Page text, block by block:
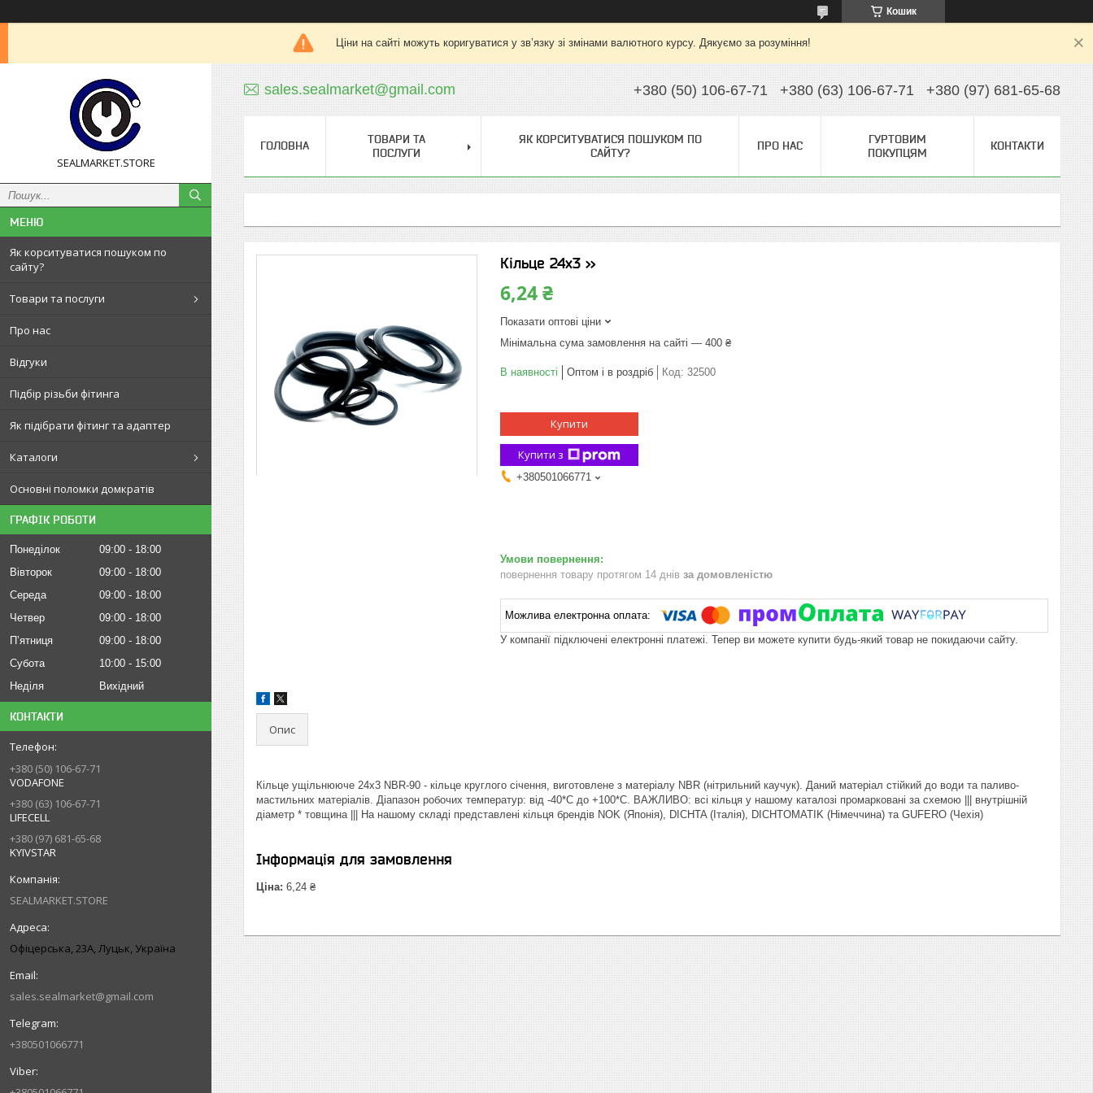
Кошик
Ціни на сайті можуть коригуватися у зв’язку зі змінами валютного курсу. Дякуємо за розуміння!
SEALMARKET.STORE
Як корситуватися пошуком по
сайту?
Товари та послуги
Про нас
Відгуки
Підбір різьби фітинга
Як підібрати фітинг та адаптер
Каталоги
Основні поломки домкратів
ГРАФІК РОБОТИ
Понеділок 09:00
18:00
Вівторок
09:00
18:00
Середа
09:00
18:00
Четвер
09:00
18:00
Пʼятниця
09:00
18:00
Субота
10:00
15:00
Неділя
Вихідний
КОНТАКТИ
+380 (50) 106-67-71
VODAFONE
+380 (63) 106-67-71
LIFECELL
+380 (97) 681-65-68
KYIVSTAR
SEALMARKET.STORE
Офіцерська, 23А, Луцьк, Україна
sales.sealmarket@gmail.com
+380501066771
sales.sealmarket@gmail.com +380 (50) 106-67-71 +380 (63) 106-67-71 +380 (97) 681-65-68
ГОЛОВНА
ТОВАРИ ТА
ПОСЛУГИ
ЯК КОРСИТУВАТИСЯ ПОШУКОМ ПО
САЙТУ?
ПРО НАС
ГУРТОВИМ
ПОКУПЦЯМ
КОНТАКТИ
Кільце 24х3 >>
6,24 ₴
Показати оптові ціни
Мінімальна сума замовлення на сайті — 400 ₴
В наявності Оптом і в роздріб Код: 32500
Купити
Купити з
+380501066771
повернення товару протягом 14 днів за домовленістю
У компанії підключені електронні платежі. Тепер ви можете купити будь-який товар не покидаючи сайту.
Опис
Кільце ущільнююче 24х3 NBR-90 - кільце круглого січення, виготовлене з матеріалу NBR (нітрильний каучук). Даний матеріал стійкий до води та паливо-
мастильних матеріалів. Діапазон робочих температур: від -40*С до +100*С. ВАЖЛИВО: всі кільця у нашому каталозі промарковані за схемою ||| внутрішній
діаметр * товщина ||| На нашому складі представлені кільця брендів NOK (Японія), DICHTA (Італія), DICHTOMATIK (Німеччина) та GUFERO (Чехія)
Інформація для замовлення
Ціна: 6,24 ₴